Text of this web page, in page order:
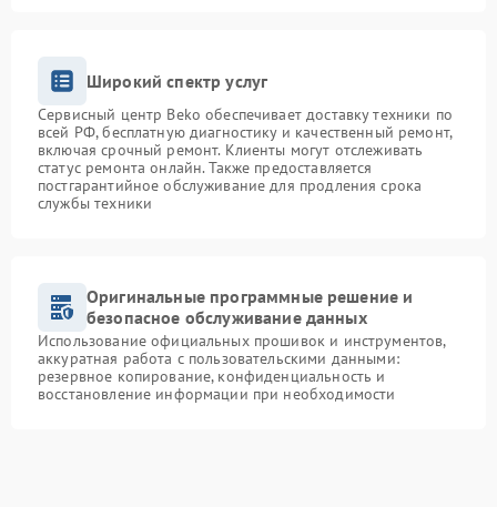
Широкий спектр услуг
Сервисный центр Beko обеспечивает доставку техники по
всей РФ, бесплатную диагностику и качественный ремонт,
включая срочный ремонт. Клиенты могут отслеживать
статус ремонта онлайн. Также предоставляется
постгарантийное обслуживание для продления срока
службы техники
Оригинальные программные решение и
безопасное обслуживание данных
Использование официальных прошивок и инструментов,
аккуратная работа с пользовательскими данными:
резервное копирование, конфиденциальность и
восстановление информации при необходимости